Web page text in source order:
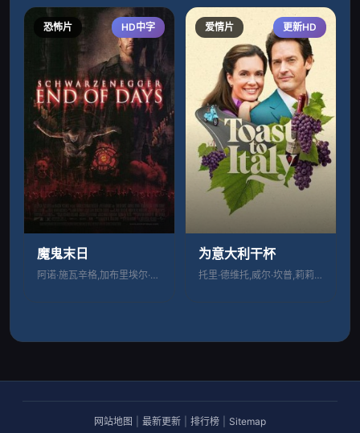
恐怖片 HD中字
魔鬼末日
阿诺·施瓦辛格,加布里埃尔·伯恩,罗宾·
爱情片 更新HD
为意大利干杯
托里·德维托,威尔·坎普,莉莉·奈特,C
网站地图 最新更新 排行榜 Sitemap